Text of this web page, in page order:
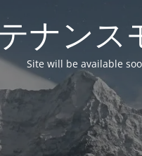
ナンス
Site will be available